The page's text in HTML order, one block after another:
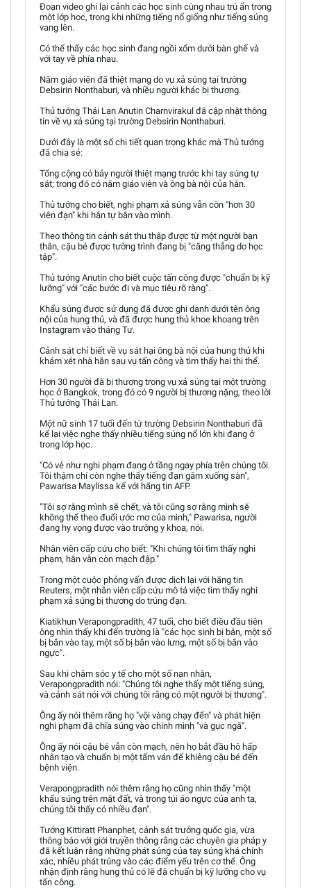
Đoạn video ghi lại cảnh các học sinh cùng nhau trú ẩn trong
một lớp học, trong khi những tiếng nổ giống như tiếng súng
vang lên.
Có thể thấy các học sinh đang ngồi xổm dưới bàn ghế và
với tay về phía nhau.
Năm giáo viên đã thiệt mạng do vụ xả súng tại trường
Debsirin Nonthaburi, và nhiều người khác bị thương.
Thủ tướng Thái Lan Anutin Charnvirakul đã cập nhật thông
tin về vụ xả súng tại trường Debsirin Nonthaburi.
Dưới đây là một số chi tiết quan trọng khác mà Thủ tướng
đã chia sẻ:
Tổng cộng có bảy người thiệt mạng trước khi tay súng tự
sát; trong đó có năm giáo viên và ông bà nội của hắn.
Thủ tướng cho biết, nghi phạm xả súng vẫn còn "hơn 30
viên đạn" khi hắn tự bắn vào mình.
Theo thông tin cảnh sát thu thập được từ một người bạn
thân, cậu bé được tường trình đang bị "căng thẳng do học
tập".
Thủ tướng Anutin cho biết cuộc tấn công được "chuẩn bị kỹ
lưỡng" với "các bước đi và mục tiêu rõ ràng".
Khẩu súng được sử dụng đã được ghi danh dưới tên ông
nội của hung thủ, và đã được hung thủ khoe khoang trên
Instagram vào tháng Tư.
Cảnh sát chỉ biết về vụ sát hại ông bà nội của hung thủ khi
khám xét nhà hắn sau vụ tấn công và tìm thấy hai thi thể.
Hơn 30 người đã bị thương trong vụ xả súng tại một trường
học ở Bangkok, trong đó có 9 người bị thương nặng, theo lời
Thủ tướng Thái Lan.
Một nữ sinh 17 tuổi đến từ trường Debsirin Nonthaburi đã
kể lại việc nghe thấy nhiều tiếng súng nổ lớn khi đang ở
trong lớp học.
"Có vẻ như nghi phạm đang ở tầng ngay phía trên chúng tôi.
Tôi thậm chí còn nghe thấy tiếng đạn găm xuống sàn",
Pawarisa Maylissa kể với hãng tin AFP.
"Tôi sợ rằng mình sẽ chết, và tôi cũng sợ rằng mình sẽ
không thể theo đuổi ước mơ của mình," Pawarisa, người
đang hy vọng được vào trường y khoa, nói.
Nhân viên cấp cứu cho biết: "Khi chúng tôi tìm thấy nghi
phạm, hắn vẫn còn mạch đập."
Trong một cuộc phỏng vấn được dịch lại với hãng tin
Reuters, một nhân viên cấp cứu mô tả việc tìm thấy nghi
phạm xả súng bị thương do trúng đạn.
Kiatikhun Verapongpradith, 47 tuổi, cho biết điều đầu tiên
ông nhìn thấy khi đến trường là "các học sinh bị bắn, một số
bị bắn vào tay, một số bị bắn vào lưng, một số bị bắn vào
ngực".
Sau khi chăm sóc y tế cho một số nạn nhân,
Verapongpradith nói: "Chúng tôi nghe thấy một tiếng súng,
và cảnh sát nói với chúng tôi rằng có một người bị thương".
Ông ấy nói thêm rằng họ "vội vàng chạy đến" và phát hiện
nghi phạm đã chĩa súng vào chính mình "và gục ngã".
Ông ấy nói cậu bé vẫn còn mạch, nên họ bắt đầu hô hấp
nhân tạo và chuẩn bị một tấm ván để khiêng cậu bé đến
bệnh viện.
Verapongpradith nói thêm rằng họ cũng nhìn thấy "một
khẩu súng trên mặt đất, và trong túi áo ngực của anh ta,
chúng tôi thấy có nhiều đạn".
Tướng Kittiratt Phanphet, cảnh sát trưởng quốc gia, vừa
thông báo với giới truyền thông rằng các chuyên gia pháp y
đã kết luận rằng những phát súng của tay súng khá chính
xác, nhiều phát trúng vào các điểm yếu trên cơ thể. Ông
nhận định rằng hung thủ có lẽ đã chuẩn bị kỹ lưỡng cho vụ
tấn công.